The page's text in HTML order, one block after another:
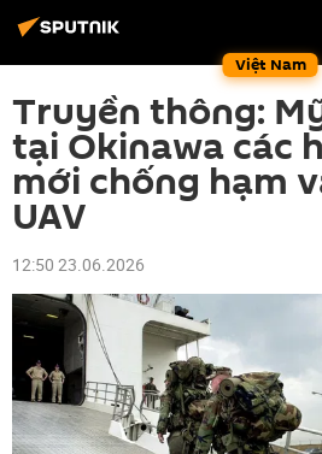
Việt Nam
Truyền thông:
tại Okinawa các
mới chống hạm
UAV
12:50 23.06.2026